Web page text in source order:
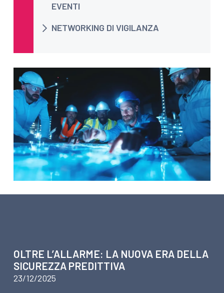
EVENTI
NETWORKING DI VIGILANZA
OLTRE L’ALLARME: LA NUOVA ERA DELLA
SICUREZZA PREDITTIVA
23/12/2025